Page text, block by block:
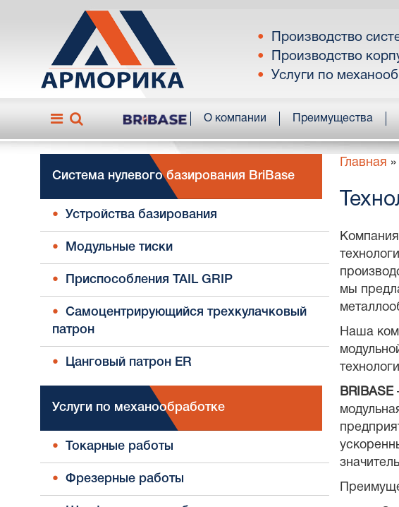
Производство
Производство
Услуги по
О компании Преимущества
Система нулевого базирования BriBase
Устройства базирования
Модульные тиски
Приспособления TAIL GRIP
Самоцентрирующийся трехкулачковый
патрон
Цанговый патрон ER
Услуги по механообработке
Токарные работы
Фрезерные работы
Главная »
мы
Наша
BRIBASE